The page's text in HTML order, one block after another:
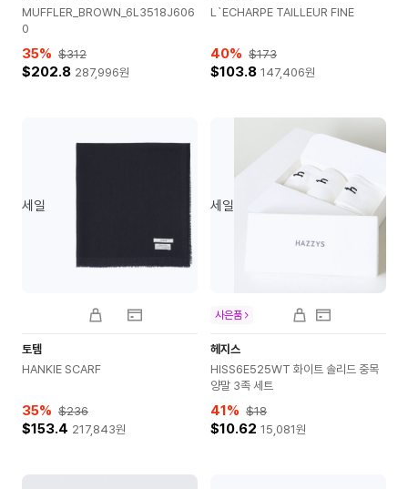
MUFFLER_BROWN_6L3518J606
0
35% $312
$202.8 287,996원
L`ECHARPE TAILLEUR FINE
40% $173
$103.8 147,406원
세일
토템
HANKIE SCARF
35% $236
$153.4 217,843원
세일
헤지스
HISS6E525WT 화이트 솔리드 중목
양말 3족 세트
41% $18
$10.62 15,081원
사은품